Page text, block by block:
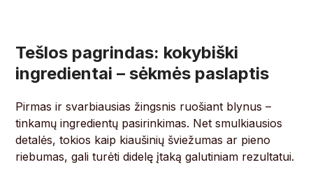
Tešlos pagrindas: kokybiški
ingredientai – sėkmės paslaptis
Pirmas ir svarbiausias žingsnis ruošiant blynus –
tinkamų ingredientų pasirinkimas. Net smulkiausios
detalės, tokios kaip kiaušinių šviežumas ar pieno
riebumas, gali turėti didelę įtaką galutiniam rezultatui.